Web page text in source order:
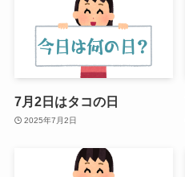
7月2日はタコの日
2025年7月2日